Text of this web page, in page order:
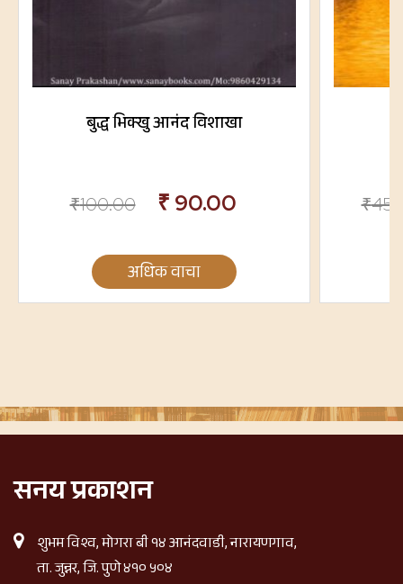
बुद्ध भिक्खु आनंद विशाखा
₹100.00 ₹ 90.00
अधिक वाचा
₹
सनय प्रकाशन
शुभम विश्व, मोगरा बी १४ आनंदवाडी, नारायणगाव,
ता. जुन्नर, जि. पुणे ४१० ५०४